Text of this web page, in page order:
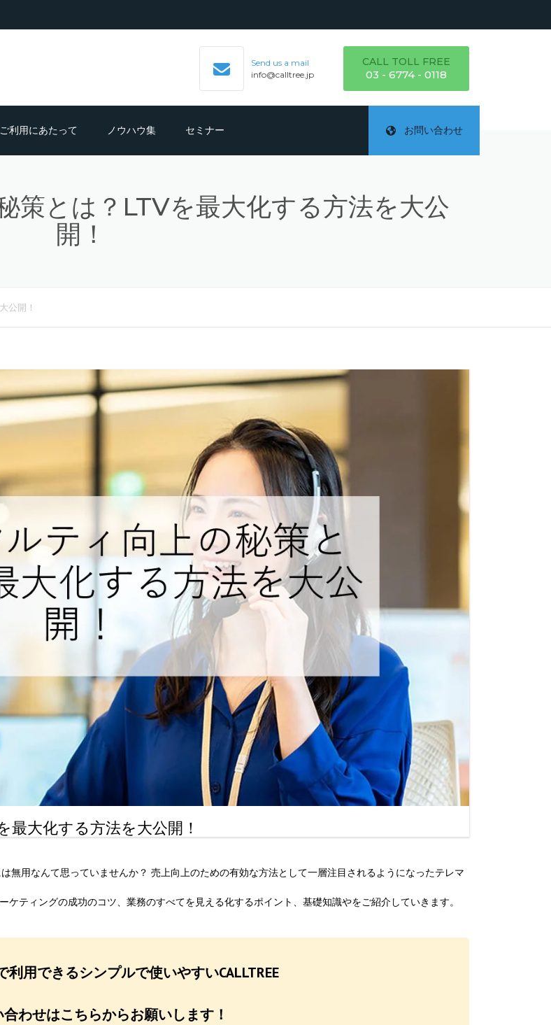
Send us a mail
info@calltree.jp
CALL TOLL FREE
03 - 6774 - 0118
お問い合わせ
ション
おきたいポイン
ご利用にあたって
利用までの流れ
ノウハウ集
CTIシステムとは？導入メリットもご
紹介
コールセンターの言葉遣いを総ざら
コールセンターのモニタリング機能
を徹底解説！評価基準や成功する方
コールセンター業務の効率化の方法
インサイドセールスツールのおすす
め6種！
セミナー
策とは？LTVを最大化する方法を大公
開！
公開！
大化する方法を大公開！
無用なんて思っていませんか？ 売上向上のための有効な方法として一層注目されるようになったテレマ
ティングの成功のコツ、業務のすべてを見える化するポイント、基礎知識やをご紹介していきます。
用できるシンプルで使いやすいCALLTREE
わせはこちらからお願いします！